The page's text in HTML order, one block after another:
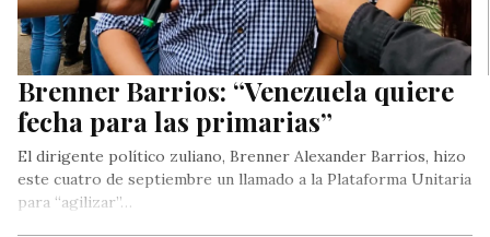
Brenner Barrios: “Venezuela quiere
fecha para las primarias”
El dirigente político zuliano, Brenner Alexander Barrios, hizo
este cuatro de septiembre un llamado a la Plataforma Unitaria
para “agilizar”…